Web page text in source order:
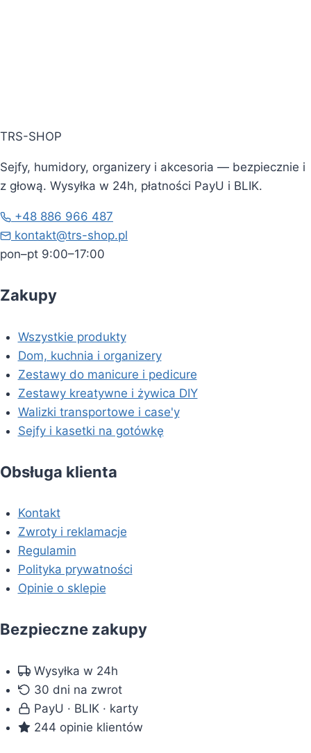
TRS-SHOP
Sejfy, humidory, organizery i akcesoria — bezpiecznie i
z głową. Wysyłka w 24h, płatności PayU i BLIK.
+48 886 966 487
kontakt@trs-shop.pl
pon–pt 9:00–17:00
Zakupy
Wszystkie produkty
Dom, kuchnia i organizery
Zestawy do manicure i pedicure
Zestawy kreatywne i żywica DIY
Walizki transportowe i case'y
Sejfy i kasetki na gotówkę
Obsługa klienta
Kontakt
Zwroty i reklamacje
Regulamin
Polityka prywatności
Opinie o sklepie
Bezpieczne zakupy
Wysyłka w 24h
30 dni na zwrot
PayU · BLIK · karty
244 opinie klientów